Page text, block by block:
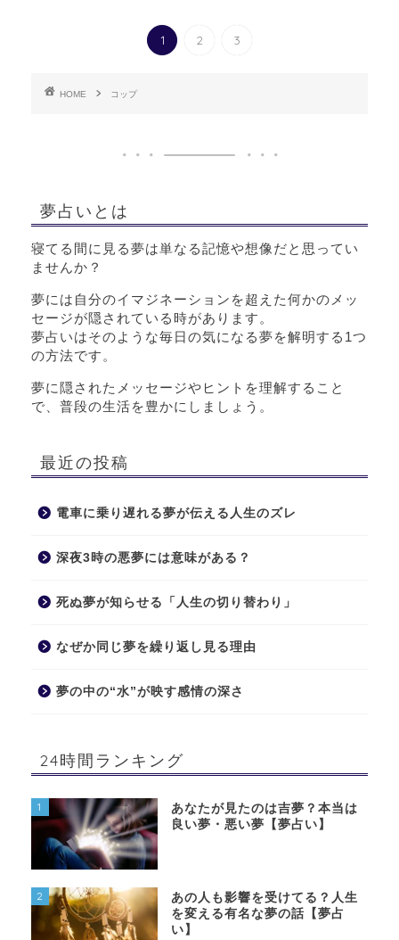
1 2 3
HOME コップ
夢占いとは
寝てる間に見る夢は単なる記憶や想像だと思ってい
ませんか？
夢には自分のイマジネーションを超えた何かのメッ
セージが隠されている時があります。
夢占いはそのような毎日の気になる夢を解明する1つ
の方法です。
夢に隠されたメッセージやヒントを理解すること
で、普段の生活を豊かにしましょう。
最近の投稿
電車に乗り遅れる夢が伝える人生のズレ
深夜3時の悪夢には意味がある？
死ぬ夢が知らせる「人生の切り替わり」
なぜか同じ夢を繰り返し見る理由
夢の中の“水”が映す感情の深さ
24時間ランキング
1
あなたが見たのは吉夢？本当は
良い夢・悪い夢【夢占い】
2
あの人も影響を受けてる？人生
を変える有名な夢の話【夢占
い】